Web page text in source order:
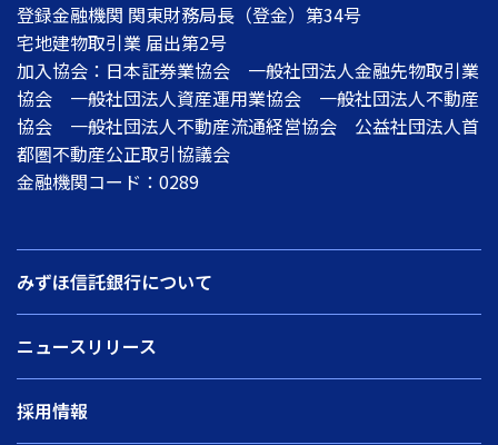
登録金融機関 関東財務局長（登金）第34号
宅地建物取引業 届出第2号
加入協会：日本証券業協会 一般社団法人金融先物取引業
協会 一般社団法人資産運用業協会 一般社団法人不動産
協会 一般社団法人不動産流通経営協会 公益社団法人首
都圏不動産公正取引協議会
金融機関コード：0289
みずほ信託銀行について
ニュースリリース
採用情報